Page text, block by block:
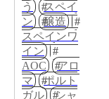
う
スペイ
ン
醸造
スペインワ
イン
AOC
アロ
マ
ポルト
ガル
シャ